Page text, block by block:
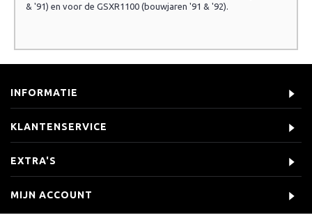
& '91) en voor de GSXR1100 (bouwjaren '91 & '92).
INFORMATIE
KLANTENSERVICE
EXTRA'S
MIJN ACCOUNT